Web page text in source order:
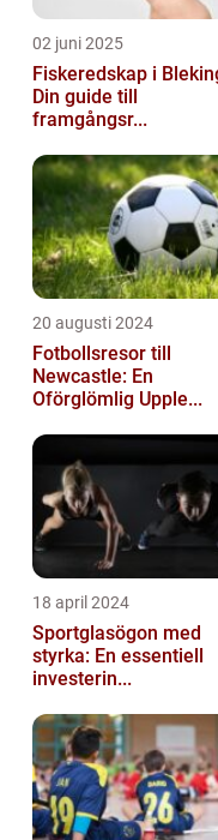
02 juni 2025
Fiskeredskap i
Din guide till
framgångsr...
20 augusti 2024
Fotbollsresor till
Newcastle: En
Oförglömlig Upple...
18 april 2024
Sportglasögon med
styrka: En essentiell
investerin...